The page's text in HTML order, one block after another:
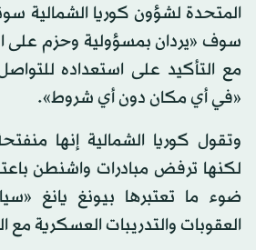
المتحدة لشؤون كوريا الشمالية
سوف «يردان بمسؤولية وحزم على
مع التأكيد على استعداده
«في أي مكان دون أي شروط».
وتقول كوريا الشمالية إنها
لكنها ترفض مبادرات واشنطن
ضوء ما تعتبرها بيونغ يانغ
العقوبات والتدريبات العسكرية مع